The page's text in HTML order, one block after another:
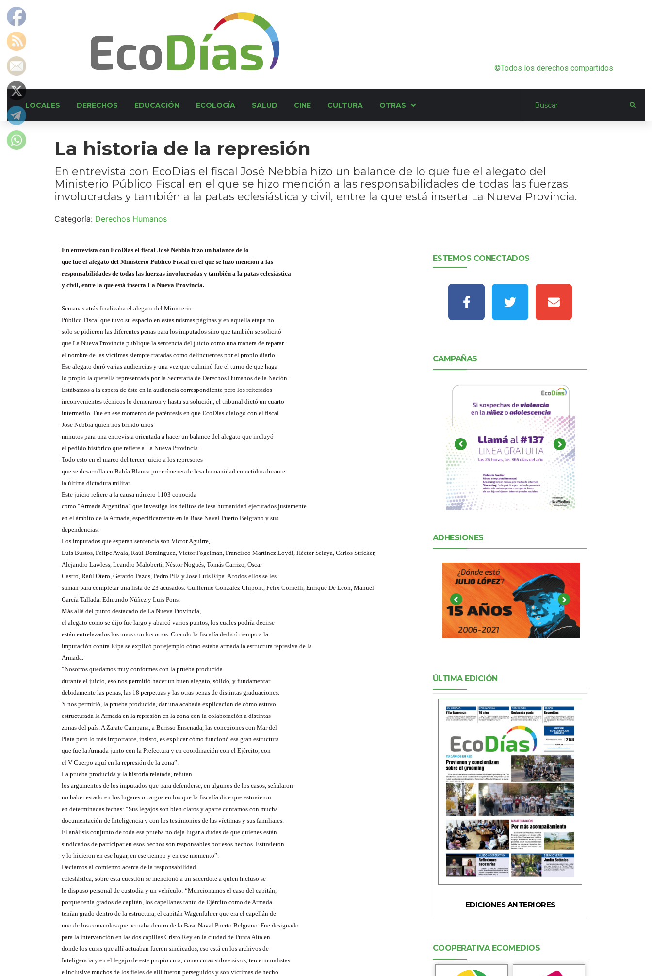
©Todos los derechos compartidos
LOCALES DERECHOS EDUCACIÓN ECOLOGÍA SALUD CINE CULTURA OTRAS
La historia de la represión
En entrevista con EcoDias el fiscal José Nebbia hizo un balance de lo que fue el alegato del
Ministerio Público Fiscal en el que se hizo mención a las responsabilidades de todas las fuerzas
involucradas y también a la patas eclesiástica y civil, entre la que está inserta La Nueva Provincia.
Categoría: Derechos Humanos
En entrevista con EcoDias el fiscal José Nebbia hizo un balance de lo
que fue el alegato del Ministerio Público Fiscal en el que se hizo mención a las
responsabilidades de todas las fuerzas involucradas y también a la patas eclesiástica
y civil, entre la que está inserta La Nueva Provincia.
Semanas atrás finalizaba el alegato del Ministerio
Público Fiscal que tuvo su espacio en estas mismas páginas y en aquella etapa no
solo se pidieron las diferentes penas para los imputados sino que también se solicitó
que La Nueva Provincia publique la sentencia del juicio como una manera de reparar
el nombre de las víctimas siempre tratadas como delincuentes por el propio diario.
Ese alegato duró varias audiencias y una vez que culminó fue el turno de que haga
lo propio la querella representada por la Secretaría de Derechos Humanos de la Nación.
Estábamos a la espera de éste en la audiencia correspondiente pero los reiterados
inconvenientes técnicos lo demoraron y hasta su solución, el tribunal dictó un cuarto
intermedio. Fue en ese momento de paréntesis en que EcoDias dialogó con el fiscal
José Nebbia quien nos brindó unos
minutos para una entrevista orientada a hacer un balance del alegato que incluyó
el pedido histórico que refiere a La Nueva Provincia.
Todo esto en el marco del tercer juicio a los represores
que se desarrolla en Bahía Blanca por crímenes de lesa humanidad cometidos durante
la última dictadura militar.
Este juicio refiere a la causa número 1103 conocida
como “Armada Argentina” que investiga los delitos de lesa humanidad ejecutados justamente
en el ámbito de la Armada, específicamente en la Base Naval Puerto Belgrano y sus
dependencias.
Los imputados que esperan sentencia son Víctor Aguirre,
Luis Bustos, Felipe Ayala, Raúl Domínguez, VíctorFogelman, Francisco Martínez Loydi, HéctorSelaya, Carlos Stricker,
Alejandro Lawless, Leandro Maloberti, NéstorNogués, Tomás Carrizo, Oscar
Castro, Raúl Otero, Gerardo Pazos, Pedro Pila y José Luis Ripa. A todos ellos se les
suman para completar una lista de 23 acusados: Guillermo González Chipont, Félix Cornelli, Enrique De León, Manuel
García Tallada, Edmundo Núñez y Luis Pons.
Más allá del punto destacado de La Nueva Provincia,
el alegato como se dijo fue largo y abarcó varios puntos, los cuales podría decirse
están entrelazados los unos con los otros. Cuando la fiscalía dedicó tiempo a la
imputación contra Ripa se explicó por ejemplo cómo estaba armada la estructura represiva de la
Armada.
“Nosotros quedamos muy conformes con la prueba producida
durante el juicio, eso nos permitió hacer un buen alegato, sólido, y fundamentar
debidamente las penas, las 18 perpetuas y las otras penas de distintas graduaciones.
Y nos permitió, la prueba producida, dar una acabada explicación de cómo estuvo
estructurada la Armada en la represión en la zona con la colaboración a distintas
zonas del país. A Zarate Campana, a Berisso Ensenada, las conexiones con Mar del
Plata pero lo más importante, insisto, es explicar cómo funcionó esa gran estructura
que fue la Armada junto con la Prefectura y en coordinación con el Ejército, con
el V Cuerpo aquí en la represión de la zona”.
La prueba producida y la historia relatada, refutan
los argumentos de los imputados que para defenderse, en algunos de los casos, señalaron
no haber estado en los lugares o cargos en los que la fiscalía dice que estuvieron
en determinadas fechas: “Sus legajos son bien claros y aparte contamos con mucha
documentación de Inteligencia y con los testimonios de las víctimas y sus familiares.
El análisis conjunto de toda esa prueba no deja lugar a dudas de que quienes están
sindicados de participar en esos hechos son responsables por esos hechos. Estuvieron
y lo hicieron en ese lugar, en ese tiempo y en ese momento”.
Decíamos al comienzo acerca de la responsabilidad
eclesiástica, sobre esta cuestión se mencionó a un sacerdote a quien incluso se
le dispuso personal de custodia y un vehículo: “Mencionamos el caso del capitán,
porque tenía grados de capitán, los capellanes tanto de Ejército como de Armada
tenían grado dentro de la estructura, el capitán Wagenfuhrerque era el capellán de
uno de los comandos que actuaba dentro de la Base Naval Puerto Belgrano. Fue designado
para la intervención en las dos capillas Cristo Rey en la ciudad de Punta Alta en
donde los curas que allí actuaban fueron sindicados, eso está en los archivos de
Inteligencia y en el legajo de este propio cura, como curas subversivos, tercermundistas
e inclusive muchos de los fieles de allí fueron perseguidos y son víctimas de hecho
ESTEMOS CONECTADOS
CAMPAÑAS
ADHESIONES
ÚLTIMA EDICIÓN
EDICIONES ANTERIORES
COOPERATIVA ECOMEDIOS